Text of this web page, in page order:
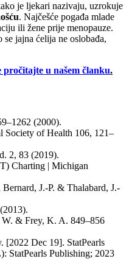
je ljekari nazivaju, uzrokuje
. Najčešće pogađa mlade
ili žene prije menopauze.
jajna ćelija ne oslobađa,
pročitajte u našem članku.
(2000).
Society of Health 106, 121–
2, 83 (2019).
Charting | Michigan
J.-P. & Thalabard, J.-
& Frey, K. A. 849–856
[2022 Dec 19]. StatPearls
StatPearls Publishing; 2023